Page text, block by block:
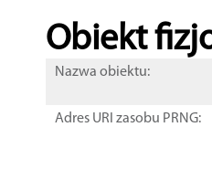
Obiekt
Nazwa obiektu:
Adres URI zasobu PRNG: